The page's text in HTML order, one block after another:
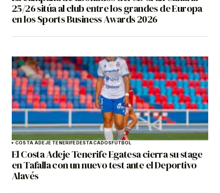
25/26 sitúa al club entre los grandes de Europa
en los Sports Business Awards 2026
COSTA ADEJE TENERIFEDESTACADOSFÚTBOL
El Costa Adeje Tenerife Egatesa cierra su stage
en Tafalla con un nuevo test ante el Deportivo
Alavés